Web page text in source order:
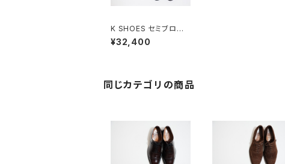
K SHOES セミブロー
グ UK6
¥32,400
同じカテゴリの商品